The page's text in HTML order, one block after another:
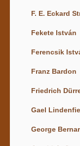
F. E. Eckard
Fekete István
Ferencsik
Franz Bardon
Friedrich
Gael
George